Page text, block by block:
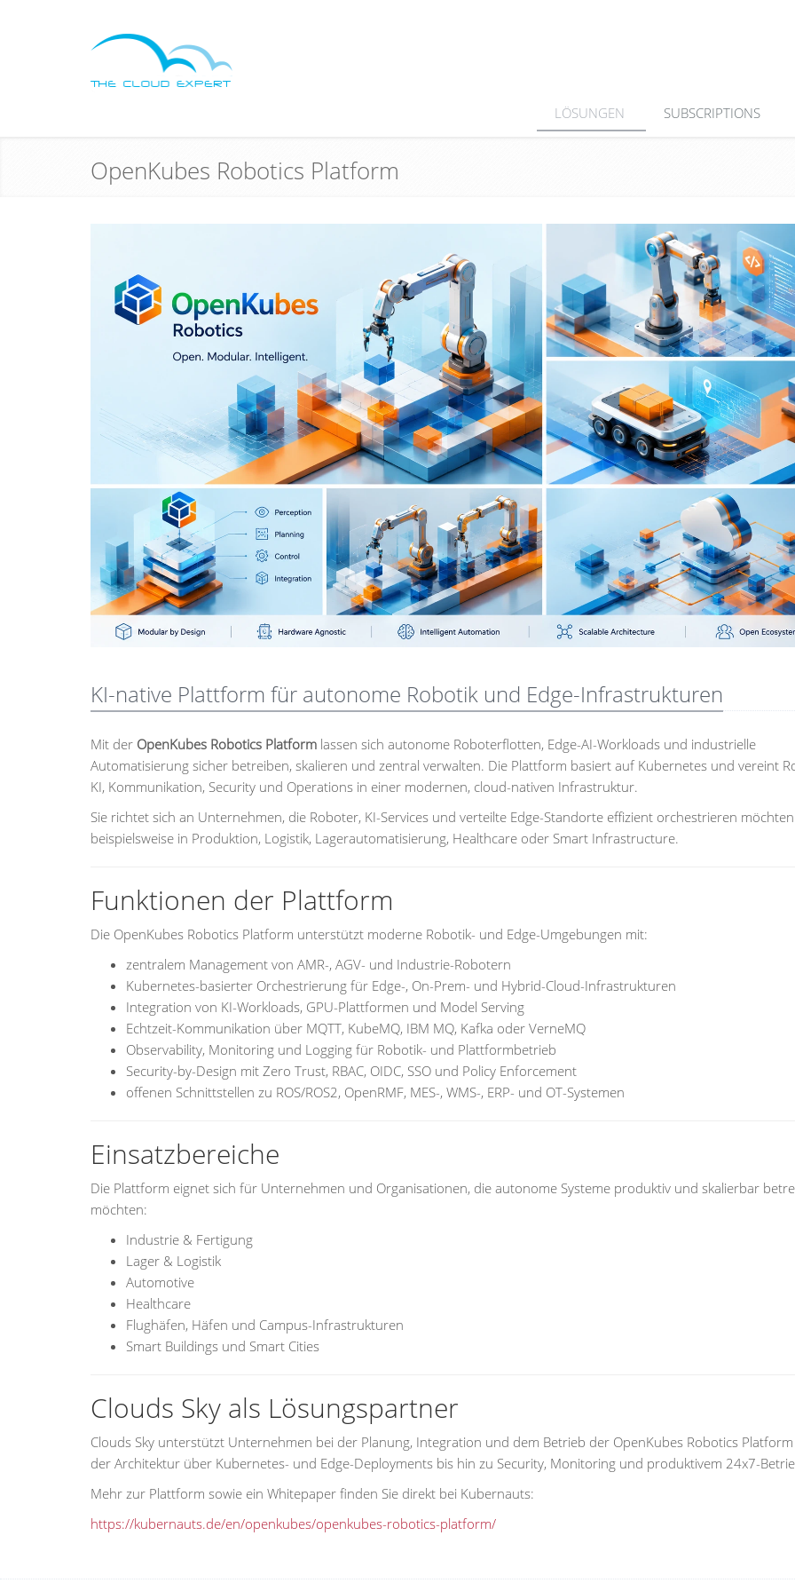
LÖSUNGEN SUBSCRIPTIONS
OpenKubes Robotics Platform
KI-native Plattform für autonome Robotik und Edge-Infrastrukturen
Mit der OpenKubes Robotics Platform lassen sich autonome Roboterflotten, Edge-AI-Workloads und industrielle
Automatisierung sicher betreiben, skalieren und zentral verwalten. Die Plattform basiert auf Kubernetes und vereint
KI, Kommunikation, Security und Operations in einer modernen, cloud-nativen Infrastruktur.
Sie richtet sich an Unternehmen, die Roboter, KI-Services und verteilte Edge-Standorte effizient orchestrieren
beispielsweise in Produktion, Logistik, Lagerautomatisierung, Healthcare oder Smart Infrastructure.
Funktionen der Plattform
Die OpenKubes Robotics Platform unterstützt moderne Robotik- und Edge-Umgebungen mit:
zentralem Management von AMR-, AGV- und Industrie-Robotern
Kubernetes-basierter Orchestrierung für Edge-, On-Prem- und Hybrid-Cloud-Infrastrukturen
Integration von KI-Workloads, GPU-Plattformen und Model Serving
Echtzeit-Kommunikation über MQTT, KubeMQ, IBM MQ, Kafka oder VerneMQ
Observability, Monitoring und Logging für Robotik- und Plattformbetrieb
Security-by-Design mit Zero Trust, RBAC, OIDC, SSO und Policy Enforcement
offenen Schnittstellen zu ROS/ROS2, OpenRMF, MES-, WMS-, ERP- und OT-Systemen
Einsatzbereiche
Die Plattform eignet sich für Unternehmen und Organisationen, die autonome Systeme produktiv und skalierbar
möchten:
Industrie & Fertigung
Lager & Logistik
Automotive
Healthcare
Flughäfen, Häfen und Campus-Infrastrukturen
Smart Buildings und Smart Cities
Clouds Sky als Lösungspartner
Clouds Sky unterstützt Unternehmen bei der Planung, Integration und dem Betrieb der OpenKubes Robotics
der Architektur über Kubernetes- und Edge-Deployments bis hin zu Security, Monitoring und produktivem 24x7-
Mehr zur Plattform sowie ein Whitepaper finden Sie direkt bei Kubernauts:
https://kubernauts.de/en/openkubes/openkubes-robotics-platform/